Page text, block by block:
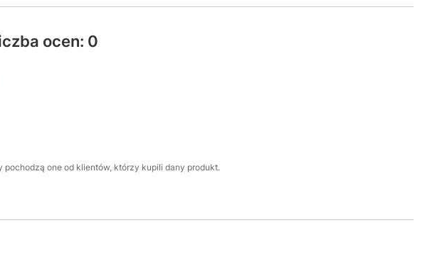
ocen: 0
one od klientów, którzy kupili dany produkt.